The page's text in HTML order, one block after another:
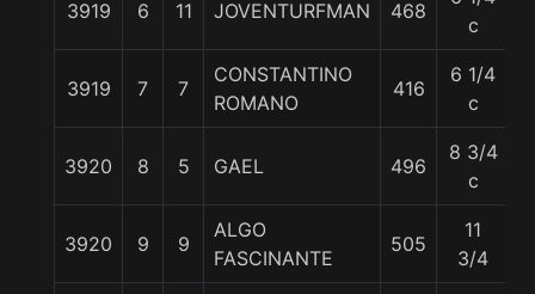
3919 6 11 JOVENTURFMAN 468
c
3919 7 7
CONSTANTINO
ROMANO
416
6 1/4
c
3920 8 5 GAEL 496
8 3/4
c
3920 9 9
ALGO
FASCINANTE
505
11
3/4